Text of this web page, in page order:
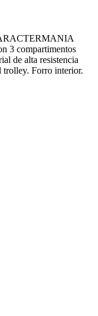
3 compartimentos
de alta resistencia
trolley. Forro interior.